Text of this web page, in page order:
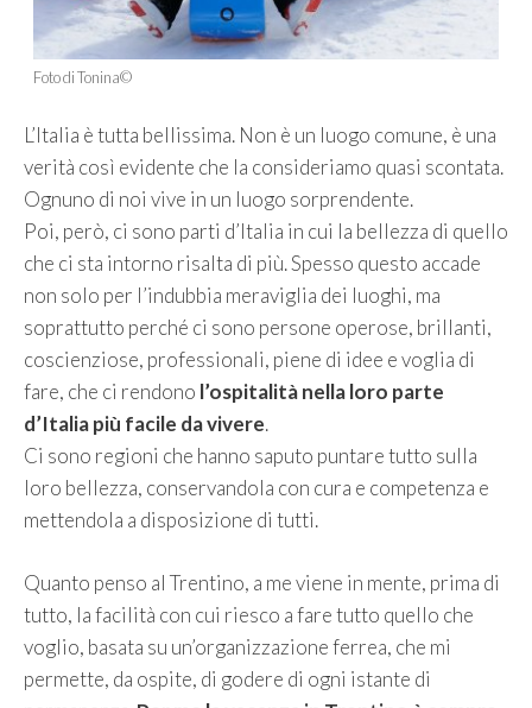
Foto di Tonina©
L’Italia è tutta bellissima. Non è un luogo comune, è una
verità così evidente che la consideriamo quasi scontata.
Ognuno di noi vive in un luogo sorprendente.
Poi, però, ci sono parti d’Italia in cui la bellezza di quello
che ci sta intorno risalta di più. Spesso questo accade
non solo per l’indubbia meraviglia dei luoghi, ma
soprattutto perché ci sono persone operose, brillanti,
coscienziose, professionali, piene di idee e voglia di
fare, che ci rendono l’ospitalità nella loro parte
d’Italia più facile da vivere.
Ci sono regioni che hanno saputo puntare tutto sulla
loro bellezza, conservandola con cura e competenza e
mettendola a disposizione di tutti.
Quanto penso al Trentino, a me viene in mente, prima di
tutto, la facilità con cui riesco a fare tutto quello che
voglio, basata su un’organizzazione ferrea, che mi
permette, da ospite, di godere di ogni istante di